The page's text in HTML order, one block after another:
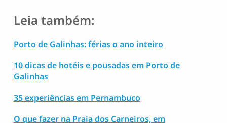
Leia também:
Porto de Galinhas: férias o ano inteiro
10 dicas de hotéis e pousadas em Porto de
Galinhas
35 experiências em Pernambuco
O que fazer na Praia dos Carneiros, em